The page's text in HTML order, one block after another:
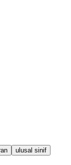
ulusal sinif